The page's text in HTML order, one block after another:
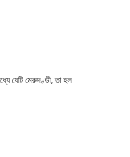
যেটি মেরুদণ্ডী, তা হল